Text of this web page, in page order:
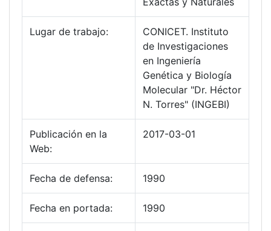
Lugar de trabajo:
CONICET. Instituto
de Investigaciones
en Ingeniería
Genética y Biología
Molecular "Dr. Héctor
N. Torres" (INGEBI)
Publicación en la
Web:
2017-03-01
Fecha de defensa: 1990
Fecha en portada: 1990